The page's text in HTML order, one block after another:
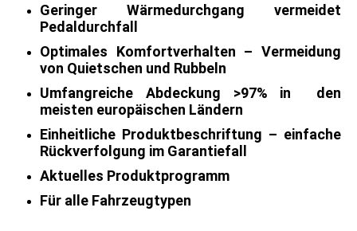
Geringer Wärmedurchgang vermeidet
Pedaldurchfall
Optimales Komfortverhalten – Vermeidung
von Quietschen und Rubbeln
Umfangreiche Abdeckung >97% in den
meisten europäischen Ländern
Einheitliche Produktbeschriftung – einfache
Rückverfolgung im Garantiefall
Aktuelles Produktprogramm
Für alle Fahrzeugtypen